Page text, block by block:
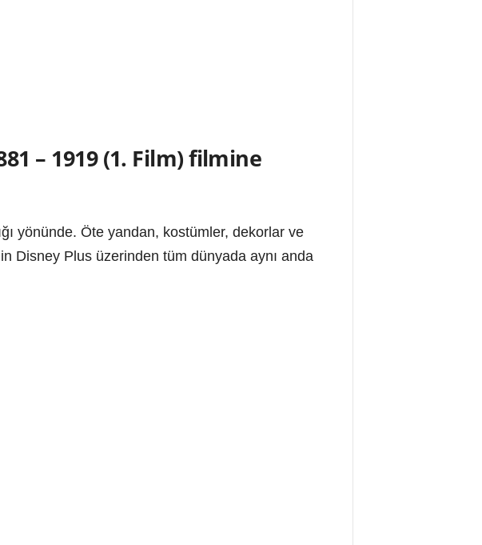
– 1919 (1. Film) filmine
yönünde. Öte yandan, kostümler, dekorlar ve
Disney Plus üzerinden tüm dünyada aynı anda